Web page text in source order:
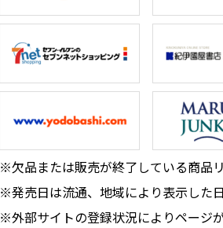
※欠品または販売が終了している商品
※発売日は流通、地域により表示した
※外部サイトの登録状況によりページ